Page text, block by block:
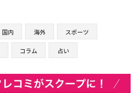
国内 海外 スポーツ
コラム 占い